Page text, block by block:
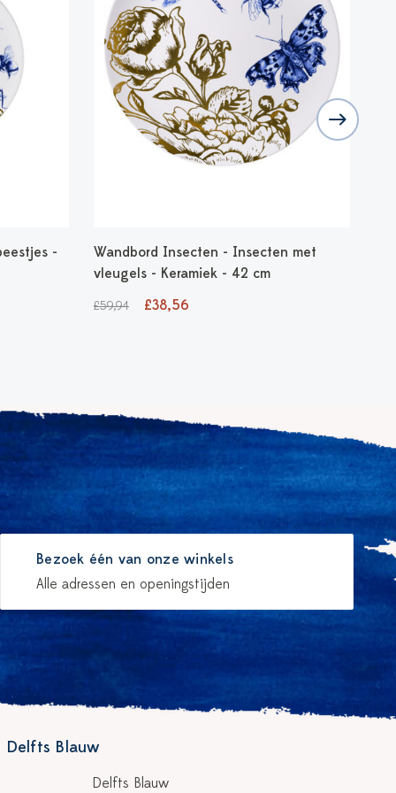
-
Wandbord Insecten - Insecten met
vleugels - Keramiek - 42 cm
£59,94 £38,56
Bezoek één van onze winkels
Alle adressen en openingstijden
Delfts Blauw
Delfts Blauw